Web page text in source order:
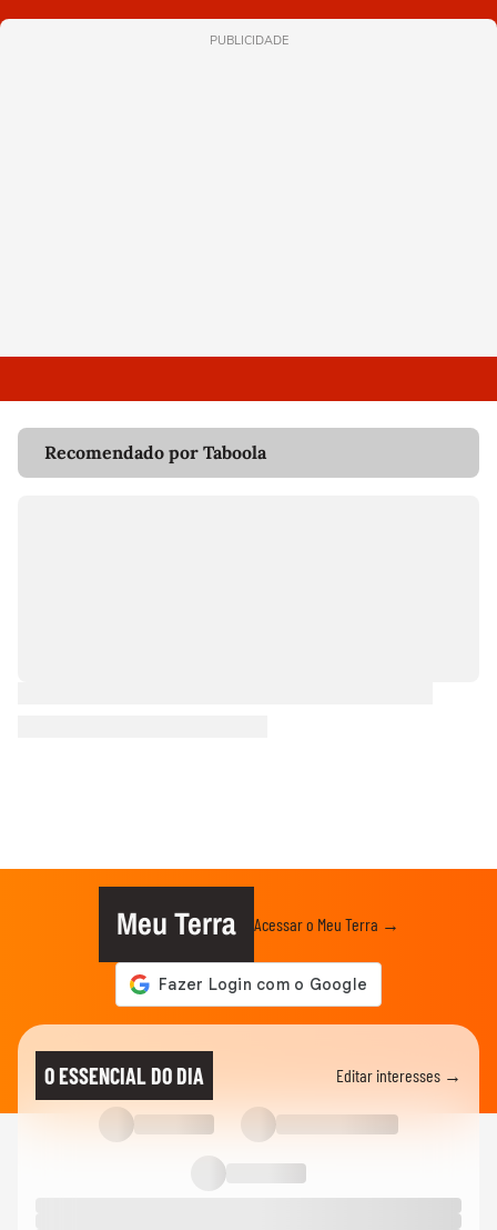
PUBLICIDADE
Recomendado por Taboola
Meu Terra Acessar o Meu Terra →
O ESSENCIAL DO DIA Editar interesses →